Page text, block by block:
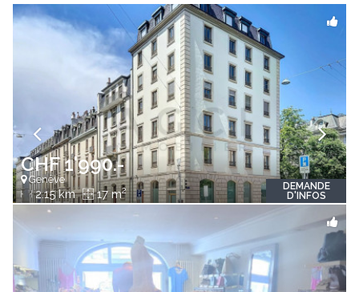
CHF 1'990.-
Genève
2.15 km 17 m2
DEMANDE
D'INFOS